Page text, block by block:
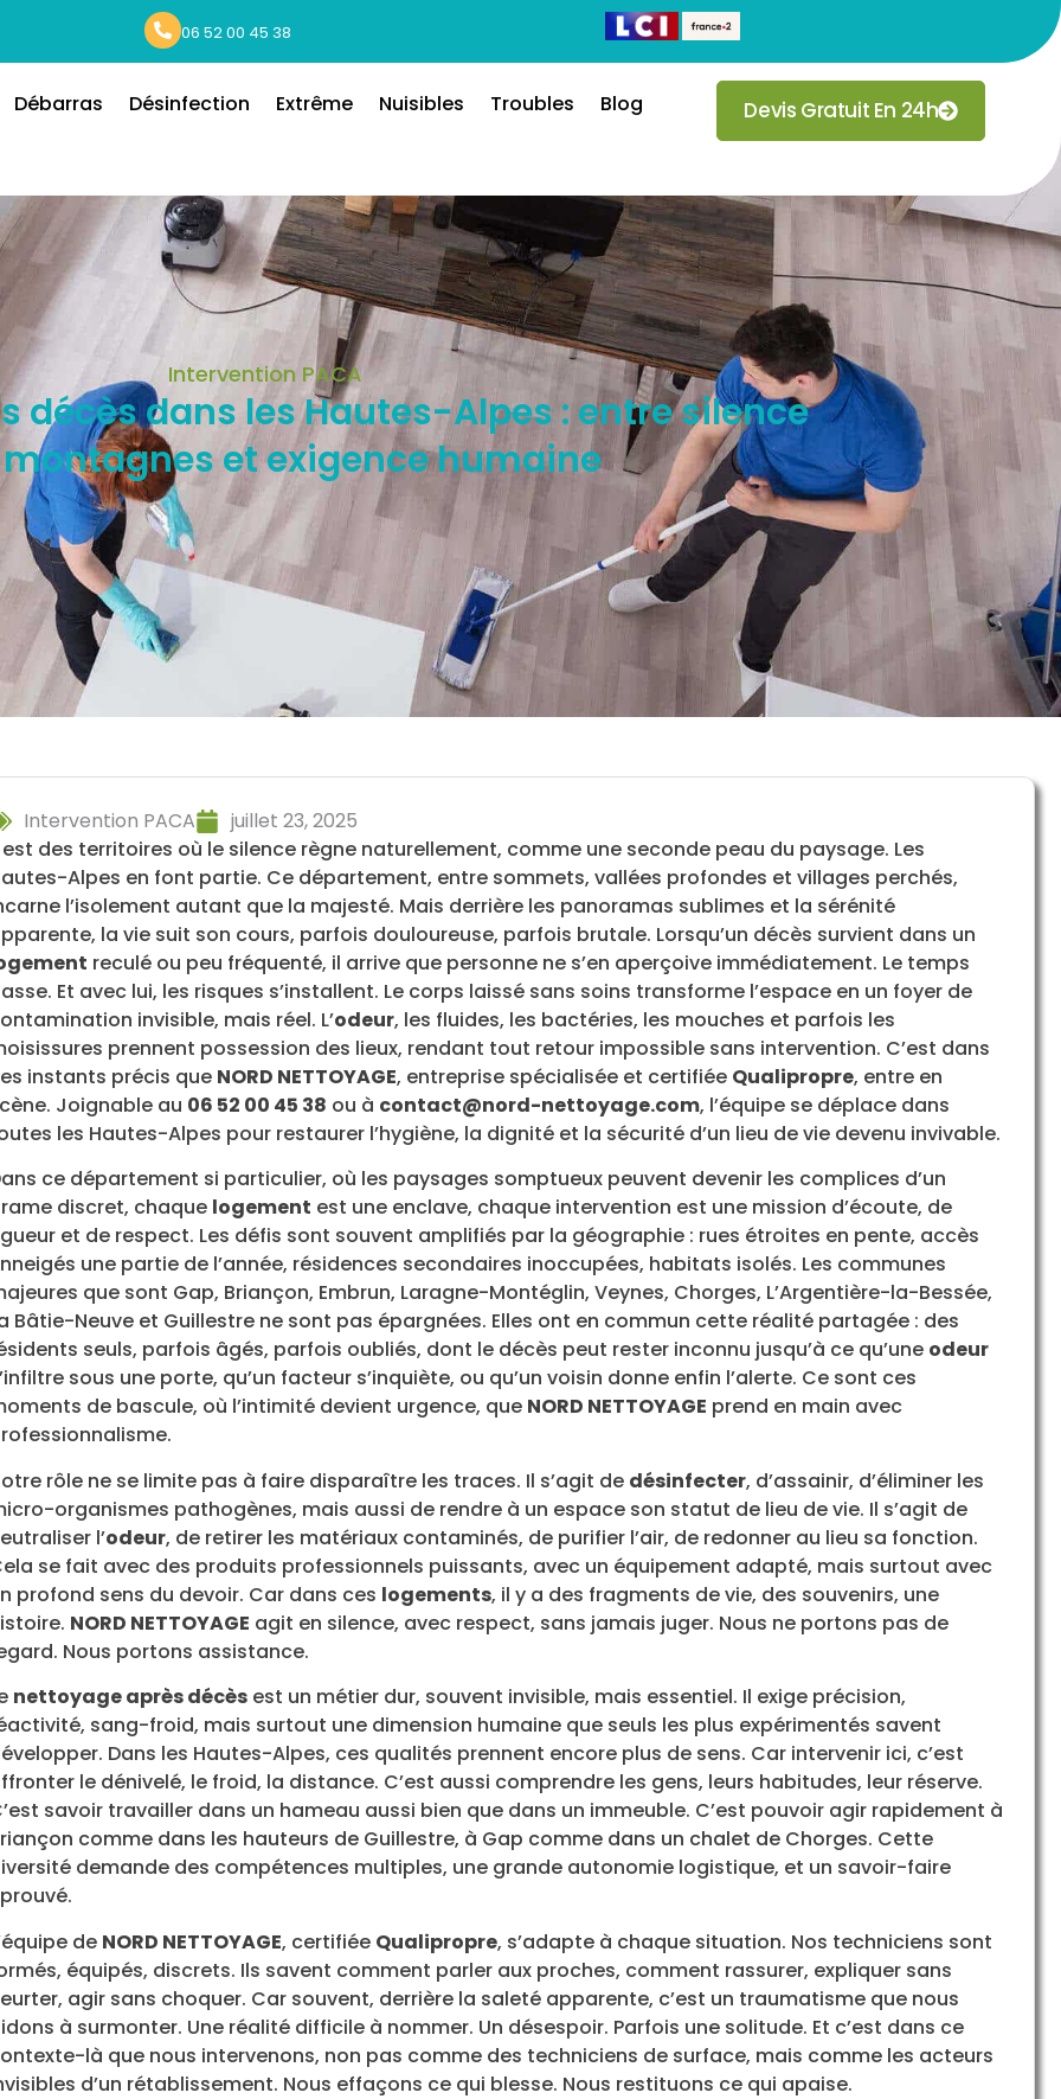
06 52 00 45 38
Débarras Désinfection Extrême Nuisibles Troubles Blog Devis Gratuit En 24h
Intervention PACA
décès dans les Hautes-Alpes : entre silence
et exigence humaine
Intervention PACA
juillet 23, 2025
est des territoires où le silence règne naturellement, comme une seconde peau du paysage. Les
Alpes en font partie. Ce département, entre sommets, vallées profondes et villages perchés,
l’isolement autant que la majesté. Mais derrière les panoramas sublimes et la sérénité
la vie suit son cours, parfois douloureuse, parfois brutale. Lorsqu’un décès survient dans un
reculé ou peu fréquenté, il arrive que personne ne s’en aperçoive immédiatement. Le temps
Et avec lui, les risques s’installent. Le corps laissé sans soins transforme l’espace en un foyer de
invisible, mais réel. L’odeur, les fluides, les bactéries, les mouches et parfois les
prennent possession des lieux, rendant tout retour impossible sans intervention. C’est dans
instants précis que NORD NETTOYAGE, entreprise spécialisée et certifiée Qualipropre, entre en
Joignable au 06 52 00 45 38 ou à contact@nord-nettoyage.com, l’équipe se déplace dans
les Hautes-Alpes pour restaurer l’hygiène, la dignité et la sécurité d’un lieu de vie devenu invivable.
ce département si particulier, où les paysages somptueux peuvent devenir les complices d’un
discret, chaque logement est une enclave, chaque intervention est une mission d’écoute, de
et de respect. Les défis sont souvent amplifiés par la géographie : rues étroites en pente, accès
une partie de l’année, résidences secondaires inoccupées, habitats isolés. Les communes
que sont Gap, Briançon, Embrun, Laragne-Montéglin, Veynes, Chorges, L’Argentière-la-Bessée,
Bâtie-Neuve et Guillestre ne sont pas épargnées. Elles ont en commun cette réalité partagée : des
seuls, parfois âgés, parfois oubliés, dont le décès peut rester inconnu jusqu’à ce qu’une odeur
sous une porte, qu’un facteur s’inquiète, ou qu’un voisin donne enfin l’alerte. Ce sont ces
de bascule, où l’intimité devient urgence, que NORD NETTOYAGE prend en main avec
rôle ne se limite pas à faire disparaître les traces. Il s’agit de désinfecter, d’assainir, d’éliminer les
organismes pathogènes, mais aussi de rendre à un espace son statut de lieu de vie. Il s’agit de
l’odeur, de retirer les matériaux contaminés, de purifier l’air, de redonner au lieu sa fonction.
se fait avec des produits professionnels puissants, avec un équipement adapté, mais surtout avec
profond sens du devoir. Car dans ces logements, il y a des fragments de vie, des souvenirs, une
NORD NETTOYAGE agit en silence, avec respect, sans jamais juger. Nous ne portons pas de
Nous portons assistance.
nettoyage après décès est un métier dur, souvent invisible, mais essentiel. Il exige précision,
sang-froid, mais surtout une dimension humaine que seuls les plus expérimentés savent
Dans les Hautes-Alpes, ces qualités prennent encore plus de sens. Car intervenir ici, c’est
le dénivelé, le froid, la distance. C’est aussi comprendre les gens, leurs habitudes, leur réserve.
savoir travailler dans un hameau aussi bien que dans un immeuble. C’est pouvoir agir rapidement à
comme dans les hauteurs de Guillestre, à Gap comme dans un chalet de Chorges. Cette
demande des compétences multiples, une grande autonomie logistique, et un savoir-faire
de NORD NETTOYAGE, certifiée Qualipropre, s’adapte à chaque situation. Nos techniciens sont
équipés, discrets. Ils savent comment parler aux proches, comment rassurer, expliquer sans
agir sans choquer. Car souvent, derrière la saleté apparente, c’est un traumatisme que nous
à surmonter. Une réalité difficile à nommer. Un désespoir. Parfois une solitude. Et c’est dans ce
là que nous intervenons, non pas comme des techniciens de surface, mais comme les acteurs
d’un rétablissement. Nous effaçons ce qui blesse. Nous restituons ce qui apaise.